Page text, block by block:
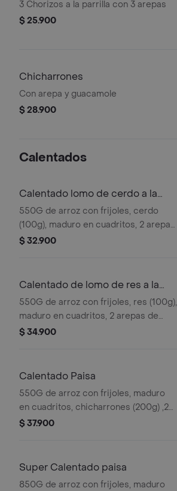
3 Chorizos a la parrilla con 3 arepas
$ 25.900
Chicharrones
Con arepa y guacamole
$ 28.900
Calentados
Calentado lomo de cerdo a la
parrilla
550G de arroz con frijoles, cerdo
(100g), maduro en cuadritos, 2 arepas
de maíz y 1 huevo frito
$ 32.900
Calentado de lomo de res a la
parrilla
550G de arroz con frijoles, res (100g),
maduro en cuadritos, 2 arepas de
maíz y 1 huevo frito
$ 34.900
Calentado Paisa
550G de arroz con frijoles, maduro
en cuadritos, chicharrones (200g) ,2
arepas de maíz, 1 huevo frito y
$ 37.900
Super Calentado paisa
850G de arroz con frijoles, maduro